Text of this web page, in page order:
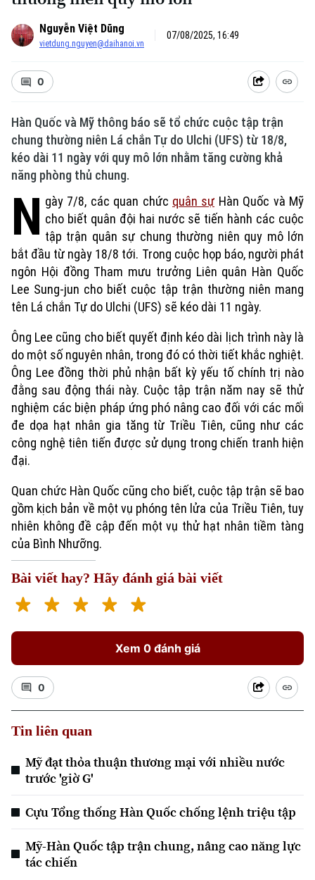
Xu hướng
Nguyễn Việt Dũng
vietdung.nguyen@daihanoi.vn
07/08/2025, 16:49
0
Hàn Quốc và Mỹ thông báo sẽ tổ chức cuộc tập trận
chung thường niên Lá chắn Tự do Ulchi (UFS) từ 18/8,
kéo dài 11 ngày với quy mô lớn nhằm tăng cường khả
năng phòng thủ chung.
N gày 7/8, các quan chức quân sự Hàn Quốc và Mỹ
cho biết quân đội hai nước sẽ tiến hành các cuộc
tập trận quân sự chung thường niên quy mô lớn
bắt đầu từ ngày 18/8 tới. Trong cuộc họp báo, người phát
ngôn Hội đồng Tham mưu trưởng Liên quân Hàn Quốc
Lee Sung-jun cho biết cuộc tập trận thường niên mang
tên Lá chắn Tự do Ulchi (UFS) sẽ kéo dài 11 ngày.
Ông Lee cũng cho biết quyết định kéo dài lịch trình này là
do một số nguyên nhân, trong đó có thời tiết khắc nghiệt.
Ông Lee đồng thời phủ nhận bất kỳ yếu tố chính trị nào
đằng sau động thái này. Cuộc tập trận năm nay sẽ thử
nghiệm các biện pháp ứng phó nâng cao đối với các mối
đe dọa hạt nhân gia tăng từ Triều Tiên, cũng như các
công nghệ tiên tiến được sử dụng trong chiến tranh hiện
đại.
Quan chức Hàn Quốc cũng cho biết, cuộc tập trận sẽ bao
gồm kịch bản về một vụ phóng tên lửa của Triều Tiên, tuy
nhiên không đề cập đến một vụ thử hạt nhân tiềm tàng
của Bình Nhưỡng.
Bài viết hay? Hãy đánh giá bài viết
Xem 0 đánh giá
0
Tin liên quan
Mỹ đạt thỏa thuận thương mại với nhiều nước
trước 'giờ G'
Cựu Tổng thống Hàn Quốc chống lệnh triệu tập
Mỹ-Hàn Quốc tập trận chung, nâng cao năng lực
tác chiến